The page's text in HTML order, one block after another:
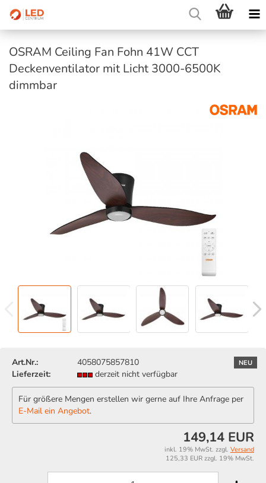
OSRAM Ceiling Fan Fohn 41W CCT
Deckenventilator mit Licht 3000-6500K
dimmbar
NEU
Art.Nr.:
4058075857810
Lieferzeit:
derzeit nicht verfügbar
Für größere Mengen erstellen wir gerne auf Ihre Anfrage per
E-Mail ein Angebot.
149,14 EUR
inkl. 19% MwSt. zzgl. Versand
125,33 EUR zzgl. 19% MwSt.